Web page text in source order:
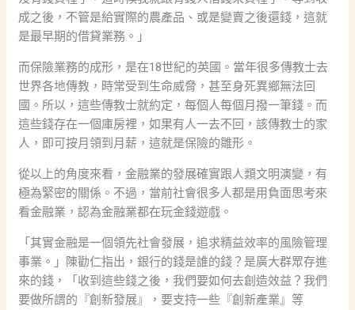
成之後，不管是給實際的農產品、或是變賣之後還錢，這就
是最早期的借貸業務。」
而保險業務的成形，是在18世紀的英國。當年很多傳教士去
世界各地傳教，時常受到生命威脅，甚至身死異鄉無法回
國。所以，這些傳教士就約定，每個人每個月撥一筆錢。而
這些錢存在一個庫房裡，如果有人一去不回，該傳教士的家
人，即可按月領到月薪，這就是保險的雛形。
從以上的角度來看，金融業的發展確實跟人類文明演變，有
極為緊密的關係。不過，當前社會很多人都是用負面思考來
看金融業，認為金融業都在玩金錢遊戲。
「其實金融是一個領先社會發展，追求精益效率的風險管理
事業。」陳勸仁指出，銀行的錢是誰的錢？是廣大群眾存進
來的錢，「收到這些錢之後，我們要如何去創造效益？我們
要做所謂的『創新發展』，要支持一些『創新產業』等